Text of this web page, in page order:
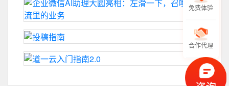
免费体验
合作代理